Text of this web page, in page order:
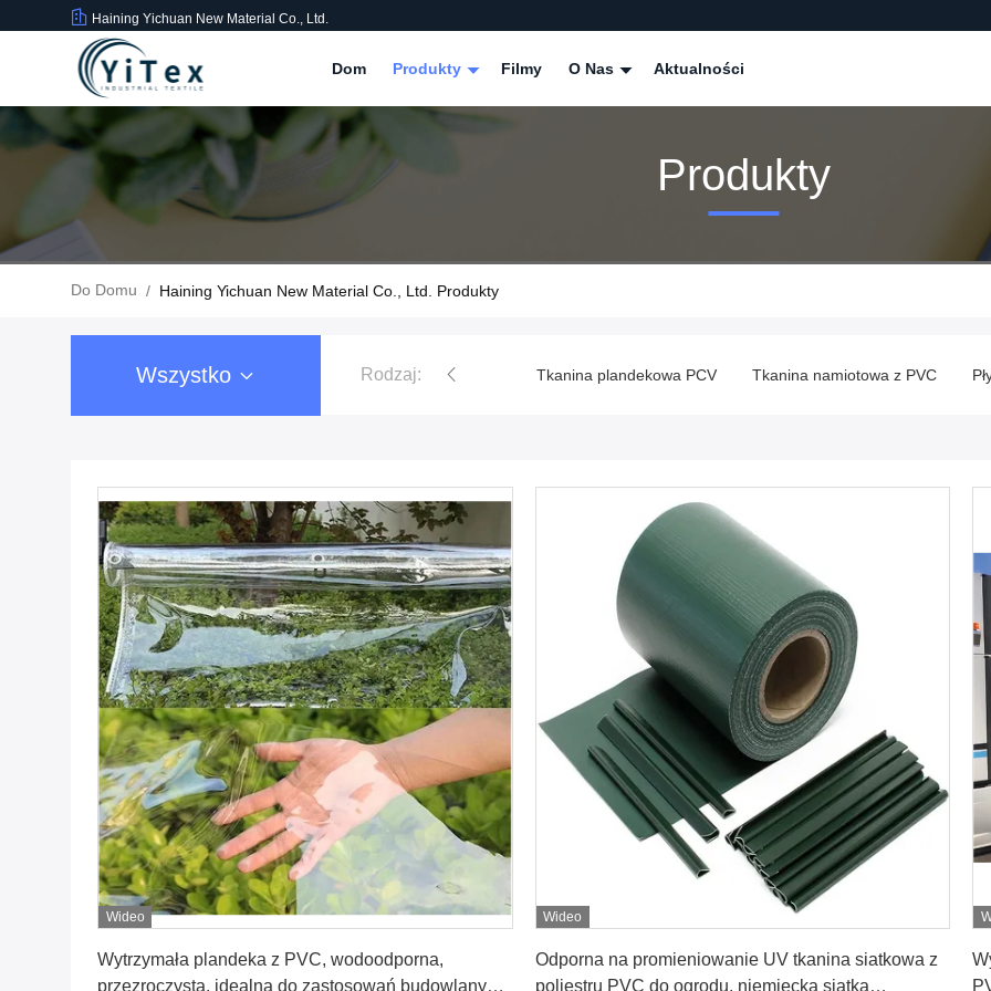
Haining Yichuan New Material Co., Ltd.
Dom Produkty Filmy O Nas Aktualności
Produkty
Do Domu / Haining Yichuan New Material Co., Ltd. Produkty
Wszystko Rodzaj:
Tkanina powlekana PCV Tkanina plandekowa PCV Tkanina namiotowa z PVC Płytki vinylowe PVC
Wideo
Wytrzymała plandeka z PVC, wodoodporna,
przezroczysta, idealna do zastosowań budowlanych,
Wideo
Odporna na promieniowanie UV tkanina siatkowa z
poliestru PVC do ogrodu, niemiecka siatka